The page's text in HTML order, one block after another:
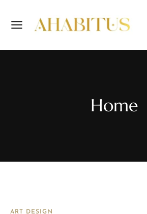
Home
ART DESIGN